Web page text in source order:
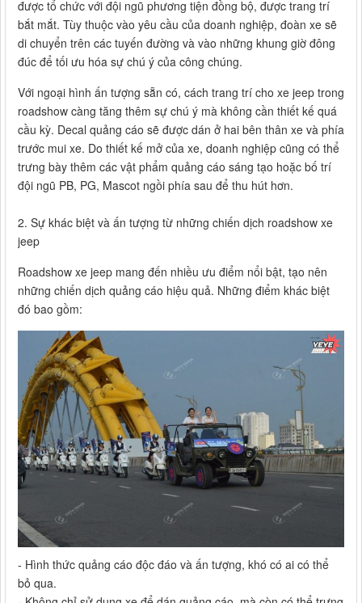
được tổ chức với đội ngũ phương tiện đồng bộ, được trang trí
bắt mắt. Tùy thuộc vào yêu cầu của doanh nghiệp, đoàn xe sẽ
di chuyển trên các tuyến đường và vào những khung giờ đông
đúc để tối ưu hóa sự chú ý của công chúng.
Với ngoại hình ấn tượng sẵn có, cách trang trí cho xe jeep trong
roadshow càng tăng thêm sự chú ý mà không cần thiết kế quá
cầu kỳ. Decal quảng cáo sẽ được dán ở hai bên thân xe và phía
trước mui xe. Do thiết kế mở của xe, doanh nghiệp cũng có thể
trưng bày thêm các vật phẩm quảng cáo sáng tạo hoặc bố trí
đội ngũ PB, PG, Mascot ngồi phía sau để thu hút hơn.
2. Sự khác biệt và ấn tượng từ những chiến dịch roadshow xe
jeep
Roadshow xe jeep mang đến nhiều ưu điểm nổi bật, tạo nên
những chiến dịch quảng cáo hiệu quả. Những điểm khác biệt
đó bao gồm:
- Hình thức quảng cáo độc đáo và ấn tượng, khó có ai có thể
bỏ qua.